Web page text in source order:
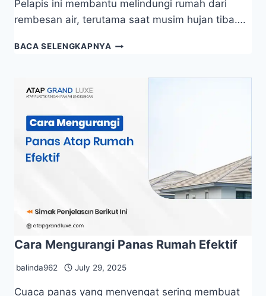
Pelapis ini membantu melindungi rumah dari
rembesan air, terutama saat musim hujan tiba….
BACA SELENGKAPNYA
Cara Mengurangi Panas Rumah Efektif
balinda962 July 29, 2025
Cuaca panas yang menyengat sering membuat